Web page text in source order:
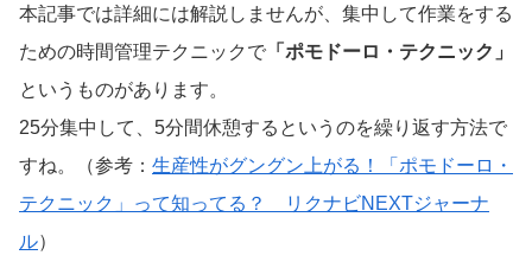
本記事では詳細には解説しませんが、集中して作業をする
ための時間管理テクニックで 「ポモドーロ・テクニック」
というものがあります。
25分集中して、5分間休憩するというのを繰り返す方法で
すね。（参考： 生産性がグングン上がる！「ポモドーロ・
テクニック」って知ってる？ リクナビNEXTジャーナ
ル）